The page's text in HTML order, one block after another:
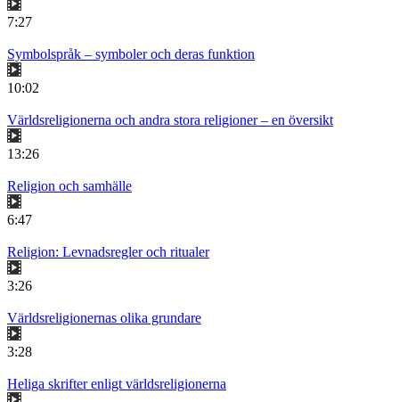
7:27
Symbolspråk – symboler och deras funktion
10:02
Världsreligionerna och andra stora religioner – en översikt
13:26
Religion och samhälle
6:47
Religion: Levnadsregler och ritualer
3:26
Världsreligionernas olika grundare
3:28
Heliga skrifter enligt världsreligionerna